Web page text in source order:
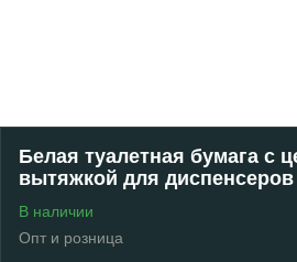
Белая туалетная бумага с
вытяжкой для диспенсеров
В наличии
Опт и розница